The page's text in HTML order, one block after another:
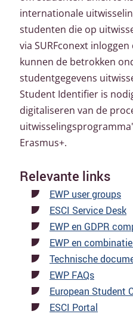
internationale
studenten die op
via SURFconext
kunnen de betrokken
studentgegevens
Student Identifier is
digitaliseren van de
Erasmus+.
Relevante links
EWP user groups
ESCI Service Desk
EWP en GDPR
EWP en
Technische
EWP FAQs
European Student
ESCI Portal